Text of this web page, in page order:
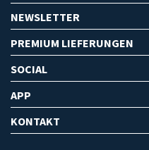
NEWSLETTER
PREMIUM LIEFERUNGEN
SOCIAL
APP
KONTAKT